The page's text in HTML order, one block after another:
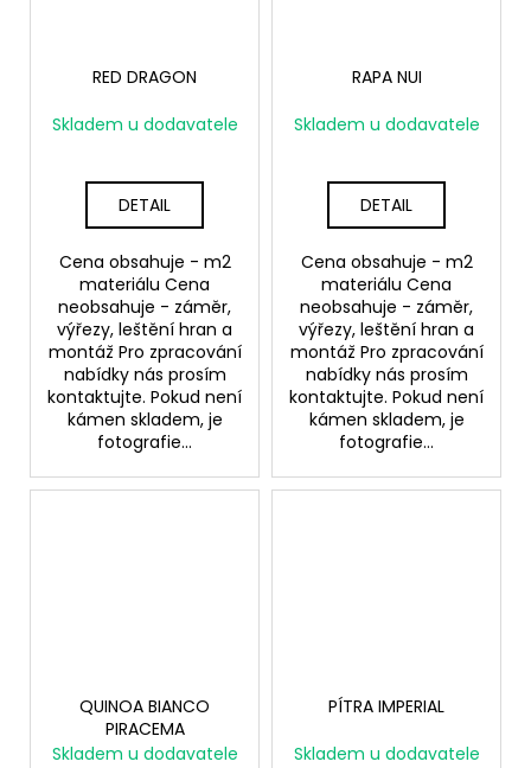
RED DRAGON
Skladem u dodavatele
DETAIL
Cena obsahuje - m2
materiálu Cena
neobsahuje - záměr,
výřezy, leštění hran a
montáž Pro zpracování
nabídky nás prosím
kontaktujte. Pokud není
kámen skladem, je
fotografie...
RAPA NUI
Skladem u dodavatele
DETAIL
Cena obsahuje - m2
materiálu Cena
neobsahuje - záměr,
výřezy, leštění hran a
montáž Pro zpracování
nabídky nás prosím
kontaktujte. Pokud není
kámen skladem, je
fotografie...
QUINOA BIANCO
PIRACEMA
Skladem u dodavatele
PÍTRA IMPERIAL
Skladem u dodavatele